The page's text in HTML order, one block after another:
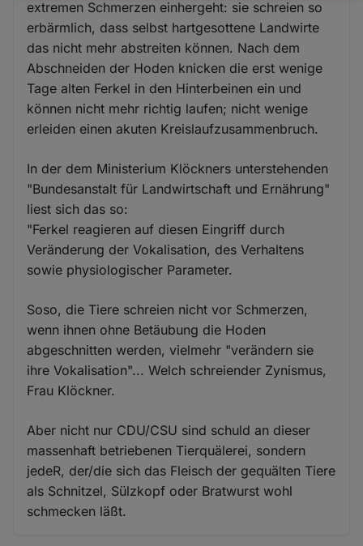
extremen Schmerzen einhergeht: sie schreien so
erbärmlich, dass selbst hartgesottene Landwirte
das nicht mehr abstreiten können. Nach dem
Abschneiden der Hoden knicken die erst wenige
Tage alten Ferkel in den Hinterbeinen ein und
können nicht mehr richtig laufen; nicht wenige
erleiden einen akuten Kreislaufzusammenbruch.
In der dem Ministerium Klöckners unterstehenden
"Bundesanstalt für Landwirtschaft und Ernährung"
liest sich das so:
"Ferkel reagieren auf diesen Eingriff durch
Veränderung der Vokalisation, des Verhaltens
sowie physiologischer Parameter.
Soso, die Tiere schreien nicht vor Schmerzen,
wenn ihnen ohne Betäubung die Hoden
abgeschnitten werden, vielmehr "verändern sie
ihre Vokalisation"... Welch schreiender Zynismus,
Frau Klöckner.
Aber nicht nur CDU/CSU sind schuld an dieser
massenhaft betriebenen Tierquälerei, sondern
jedeR, der/die sich das Fleisch der gequälten Tiere
als Schnitzel, Sülzkopf oder Bratwurst wohl
schmecken läßt.
und
Cookies